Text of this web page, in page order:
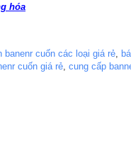
hóa
banenr cuốn các loại giá rẻ
cuốn giá rẻ cung cấp